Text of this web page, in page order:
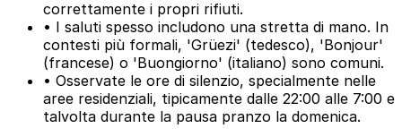
correttamente i propri rifiuti.
• I saluti spesso includono una stretta di mano. In
contesti più formali, 'Grüezi' (tedesco), 'Bonjour'
(francese) o 'Buongiorno' (italiano) sono comuni.
• Osservate le ore di silenzio, specialmente nelle
aree residenziali, tipicamente dalle 22:00 alle 7:00 e
talvolta durante la pausa pranzo la domenica.